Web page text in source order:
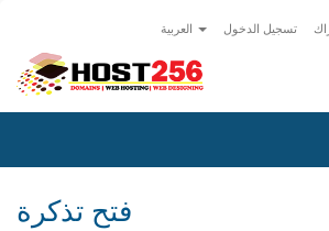
تسجيل الدخول
فتح تذكرة